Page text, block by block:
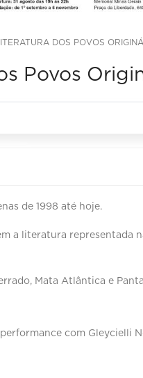
DOS POVOS
Povos
de 1998 até hoje.
a literatura representada
Mata Atlântica e
com Gleycielli